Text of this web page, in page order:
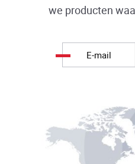
we producten
E-mail